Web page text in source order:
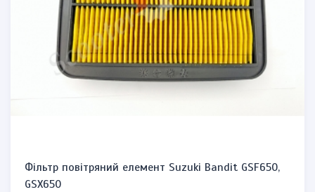
Фільтр повітряний елемент Suzuki Bandit GSF650,
GSX650